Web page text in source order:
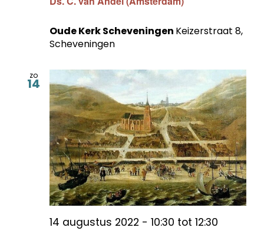
Oude Kerk Scheveningen Keizerstraat 8,
Scheveningen
zo
14
14 augustus 2022 - 10:30 tot 12:30